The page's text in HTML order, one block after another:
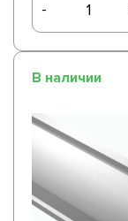
-
В наличии